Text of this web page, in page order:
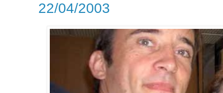
22/04/2003